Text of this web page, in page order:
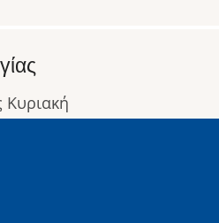
Κυριακή